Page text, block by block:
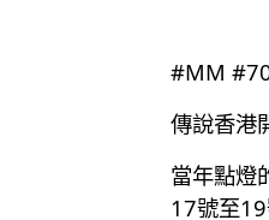
#MM
傳說香港
當年點燈
17號至